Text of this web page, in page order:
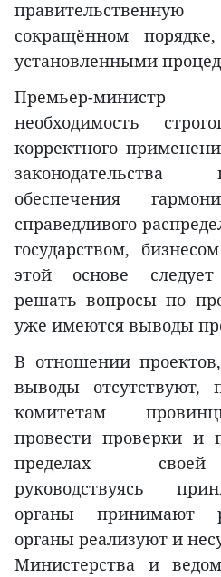
сокращённом
установленными
Премьер-
необходимость
корректного
обеспечения
справедливого
государством,
этой основе
решать вопросы по
уже имеются выводы
В отношении
выводы отсутствуют,
комитетам
провести проверки и
пределах
руководствуясь
органы принимают
органы реализуют и
Министерства и